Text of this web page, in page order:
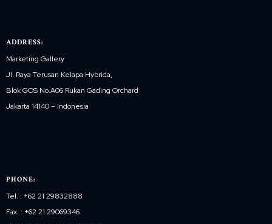
ADDRESS:
Marketing Gallery
Jl. Raya Terusan Kelapa Hybrida,
Blok GOS No.A06 Rukan Gading Orchard
Jakarta 14140 – Indonesia
PHONE:
Tel. : +62 21 29832888
Fax. : +62 21 29069346